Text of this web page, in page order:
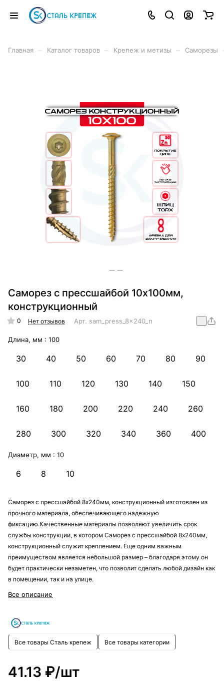
Главная Каталог товаров Крепеж и метизы Саморезы
Саморез с прессшайбой 10х100мм,
конструкционный
0 Нет отзывов Арт. sam_press_8x240_mm_konstr
Длина, мм : 100
30 40 50 60 70 80 90
100 110 120 130 140 150
160 180 200 220 240 260
280 300 320 340 360 400
Диаметр, мм : 10
6 8 10
Саморез с прессшайбой 8х240мм, конструкционный изготовлен из
прочного материала, обеспечивающего надежную
фиксацию.Качественные материалы позволяют увеличить срок
службы конструкции, в котором Саморез с прессшайбой 8х240мм,
конструкционный служит креплением. Еще одним важным
преимуществом является небольшой размер – благодаря этому он
будет практически незаметен, что позволит сделать любой дизайн как
в помещении, так и на улице.
Все описание
Все товары Сталь крепеж Все товары категории
41.13 ₽/шт